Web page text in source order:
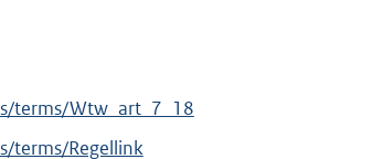
terms/Wtw_art_7_18
terms/Regellink